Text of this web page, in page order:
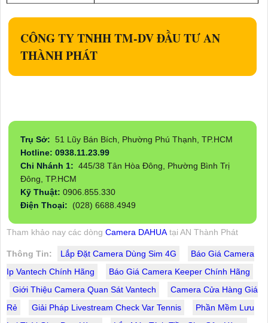
CÔNG TY TNHH TM-DV ĐẦU TƯ AN
THÀNH PHÁT
Trụ Sở: 51 Lũy Bán Bích, Phường Phú Thạnh, TP.HCM
Hotline: 0938.11.23.99
Chi Nhánh 1: 445/38 Tân Hòa Đông, Phường Bình Trị
Đông, TP.HCM
Kỹ Thuật: 0906.855.330
Điện Thoại:
(028) 6688.4949
Tham khảo nay các dòng Camera DAHUAtại AN Thành Phát
Thông Tin: Lắp Đặt Camera Dùng Sim 4G
Báo Giá Camera
Ip Vantech Chính Hãng
Báo Giá Camera Keeper Chính Hãng
Giới Thiệu Camera Quan Sát Vantech
Camera Cửa Hàng Giá
Rẻ
Giải Pháp Livestream Check Var Tennis
Phần Mềm Lưu